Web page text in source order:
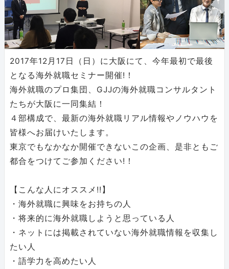
2017年12月17日（日）に大阪にて、今年最初で最後
となる海外就職セミナー開催!！
海外就職のプロ集団、GJJの海外就職コンサルタント
たちが大阪に一同集結！
４部構成で、最新の海外就職リアル情報やノウハウを
皆様へお届けいたします。
東京でもなかなか開催できないこの企画、是非ともご
都合をつけてご参加ください!！
【こんな人にオススメ!!】
・海外就職に興味をお持ちの人
・将来的に海外就職しようと思っている人
・ネットには掲載されていない海外就職情報を収集し
たい人
・語学力を高めたい人